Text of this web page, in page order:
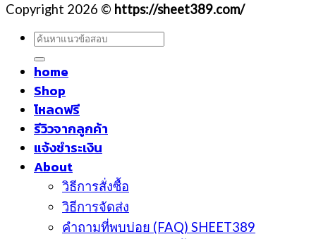
Copyright 2026 © https://sheet389.com/
ค้นหา:
home
Shop
โหลดฟรี
รีวิวจากลูกค้า
แจ้งชำระเงิน
About
วิธีการสั่งซื้อ
วิธีการจัดส่ง
คำถามที่พบบ่อย (FAQ) SHEET389